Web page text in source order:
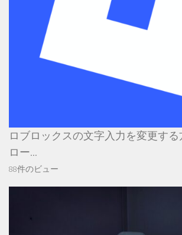
ロブロックスの文字入力を変更す
ロー...
88件のビュー